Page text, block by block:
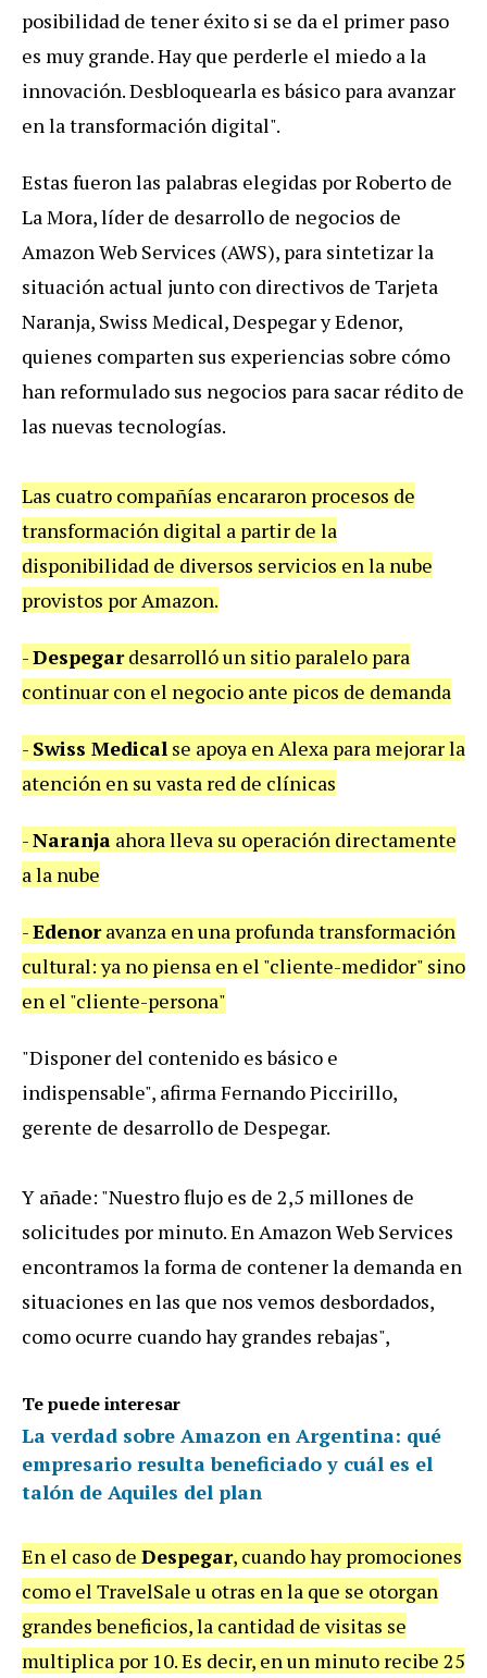
posibilidad de tener éxito si se da el primer paso
es muy grande. Hay que perderle el miedo a la
innovación. Desbloquearla es básico para avanzar
en la transformación digital".
Estas fueron las palabras elegidas por Roberto de
La Mora, líder de desarrollo de negocios de
Amazon Web Services (AWS), para sintetizar la
situación actual junto con directivos de Tarjeta
Naranja, Swiss Medical, Despegar y Edenor,
quienes comparten sus experiencias sobre cómo
han reformulado sus negocios para sacar rédito de
las nuevas tecnologías.
Las cuatro compañías encararon procesos de
transformación digital a partir de la
disponibilidad de diversos servicios en la nube
provistos por Amazon.
-Despegardesarrolló un sitio paralelo para
continuar con el negocio ante picos de demanda
- Swiss Medical se apoya en Alexa para mejorar la
atención en su vasta red de clínicas
-Naranja ahora lleva su operación directamente
a la nube
-Edenoravanza en una profunda transformación
cultural: ya no piensa en el "cliente-medidor" sino
en el "cliente-persona"
"Disponer del contenido es básico e
indispensable", afirma Fernando Piccirillo,
gerente de desarrollo de Despegar.
Y añade: "Nuestro flujo es de 2,5 millones de
solicitudes por minuto. En Amazon Web Services
encontramos la forma de contener la demanda en
situaciones en las que nos vemos desbordados,
como ocurre cuando hay grandes rebajas",
Te puede interesar
La verdad sobre Amazon en Argentina: qué
empresario resulta beneficiado y cuál es el
talón de Aquiles del plan
En el caso de Despegar, cuando hay promociones
como el TravelSale u otras en la que se otorgan
grandes beneficios, la cantidad de visitas se
multiplica por 10. Es decir, en un minuto recibe 25